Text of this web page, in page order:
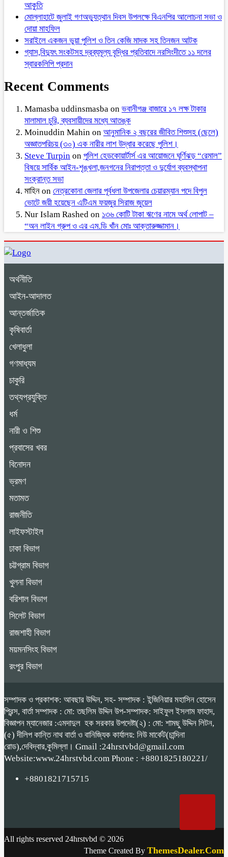
আকুতি
মোল্লাহাটে জুলাই গণঅভ্যুত্থান দিবস উপলক্ষে বিএনপির আলোচনা সভা ও
দোয়া মাহফিল
সরাইলে একজন ভুয়া পুলিশ ও তিন কেজি মাদক সহ তিনজন আটক
গ্যাস,বিদ্যুৎ সংকটসহ দ্রব্যমূল্য বৃদ্ধির প্রতিবাদে নরসিংদীতে ১১ দলের
স্বারকলিপি প্রদান
Recent Comments
Mamasba uddinsmasba on ভবানীগঞ্জ বাজারে ১৭ লক্ষ টাকার
মালামাল চুরি, ব্যবসায়ীদের মধ্যে আতঙ্ক
Moinuddin Mahin on আনুমানিক ২ বছরের জীবিত শিশুসহ (ছেলে)
অজ্ঞাতপরিচয় (৩০) এক নারীর লাশ উদ্ধার করেছে পুলিশ।
Steve Turpin on পুলিশ হেডকোয়ার্টার্স এর আয়োজনে ঘূর্ণিঝড় “রেমাল”
বিষয়ে সার্বিক আইন-শৃঙ্খলা,জনগনের নিরাপত্তা ও দুর্যোগ ব্যবস্থাপনা
সংক্রান্ত সভা
মাহিন on নেত্রকোনা জেলার পূর্বধলা উপজেলার চেয়ারম্যান পদে বিপুল
ভোটে জয়ী হয়েছেন এটিএম ফয়জুর সিরাজ জুয়েল
Nur Islam Rashed on ১৩৬ কোটি টাকা ঋণের নামে অর্থ লোপাট –
“অন লাইন গ্রুপ ও এর এম.ডি খাঁন মোঃ আক্তারুজ্জামান।
অর্থনীতি
আইন-আদালত
আন্তর্জাতিক
কৃষিবার্তা
খেলাধুলা
গণমাধ্যম
চাকুরি
তথ্যপ্রযুক্তি
ধর্ম
নারী ও শিশু
প্রবাসের খবর
বিনোদন
ভ্রমণ
মতামত
রাজনীতি
লাইফস্টাইল
ঢাকা বিভাগ
চট্টগ্রাম বিভাগ
খুলনা বিভাগ
বরিশাল বিভাগ
সিলেট বিভাগ
রাজশাহী বিভাগ
ময়মনসিংহ বিভাগ
রংপুর বিভাগ
সম্পাদক ও প্রকাশক: আবছার উদ্দিন, সহ- সম্পাদক : ইন্জিনিয়ার মহাসিন হোসেন
প্রিন্স, বার্তা সম্পাদক : মো: তছলিম উদ্দিন উপ-সম্পাদক: সাইফুল ইসলাম ফাহাদ,
বিজ্ঞাপন ম্যানেজার :এমদাদুল হক সরকার উপদেষ্টা(২) : মো: শামছু উদ্দিন লিটন,
(৫) দীলিপ কান্তি নাথ বার্তা ও বানিজ্যিক কার্যালয়: নিউ মার্কেট(চান্দিনা
রোড),দেবিদ্বার,কুমিল্লা। Gmail :24hrstvbd@gmail.com
Website:www.24hrstvbd.com Phone : +8801825180221/
+8801821715715
All rights reserved 24hrstvbd © 2026
Theme Created By ThemesDealer.Com